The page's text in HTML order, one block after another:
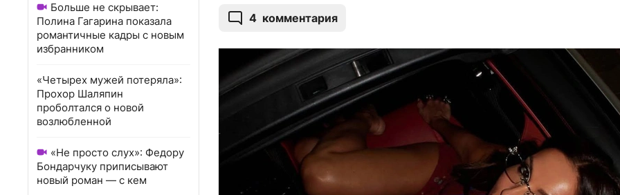
Больше не скрывает:
Полина Гагарина показала
романтичные кадры с новым
избранником
«Четырех мужей потеряла»:
Прохор Шаляпин
проболтался о новой
возлюбленной
«Не просто слух»: Федору
Бондарчуку приписывают
новый роман — с кем
4 комментария